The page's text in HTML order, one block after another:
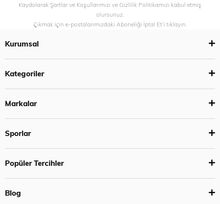
Kaydolarak Şartlar ve Koşullarımızı ve Gizlilik Politikamızı kabul etmiş
olursunuz.
Çıkmak için e-postalarımızdaki Aboneliği İptal Et’i tıklayın.
Kurumsal
Kategoriler
Markalar
Sporlar
Popüler Tercihler
Blog